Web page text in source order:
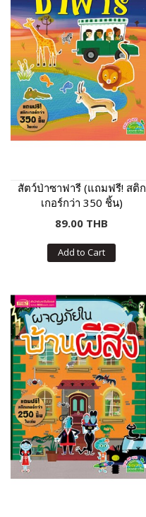
สัตว์ป่าซาฟารี (แถมฟรี! สติก
เกอร์กว่า 350 ชิ้น)
89.00 THB
Add to Cart